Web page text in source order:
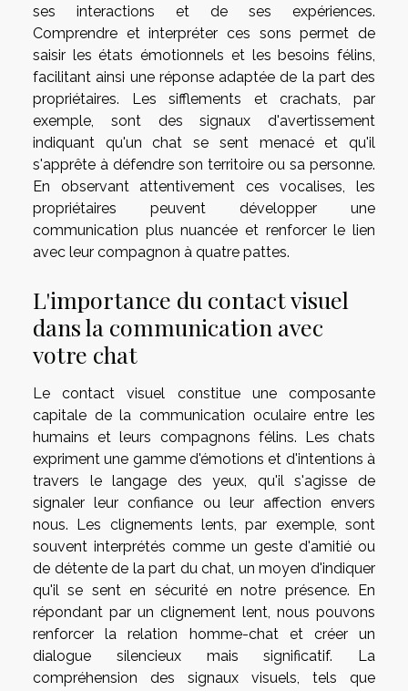
ses interactions et de ses expériences.
Comprendre et interpréter ces sons permet de
saisir les états émotionnels et les besoins félins,
facilitant ainsi une réponse adaptée de la part des
propriétaires. Les sifflements et crachats, par
exemple, sont des signaux d'avertissement
indiquant qu'un chat se sent menacé et qu'il
s'apprête à défendre son territoire ou sa personne.
En observant attentivement ces vocalises, les
propriétaires peuvent développer une
communication plus nuancée et renforcer le lien
avec leur compagnon à quatre pattes.
L'importance du contact visuel
dans la communication avec
votre chat
Le contact visuel constitue une composante
capitale de la communication oculaire entre les
humains et leurs compagnons félins. Les chats
expriment une gamme d'émotions et d'intentions à
travers le langage des yeux, qu'il s'agisse de
signaler leur confiance ou leur affection envers
nous. Les clignements lents, par exemple, sont
souvent interprétés comme un geste d'amitié ou
de détente de la part du chat, un moyen d'indiquer
qu'il se sent en sécurité en notre présence. En
répondant par un clignement lent, nous pouvons
renforcer la relation homme-chat et créer un
dialogue silencieux mais significatif. La
compréhension des signaux visuels, tels que